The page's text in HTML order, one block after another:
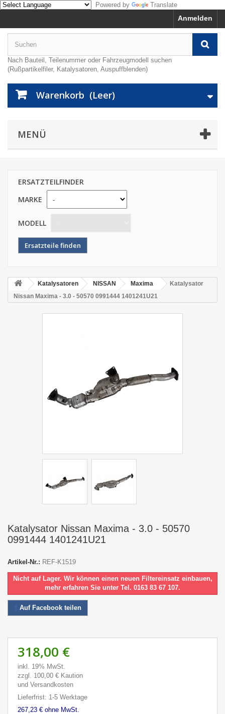
Powered by Translate
Anmelden
Nach Bauteil, Teilenummer oder Fahrzeugmodell suchen
(Rußpartikelfiler, Katalysatoren, Auspuffblenden)
Warenkorb (Leer)
MENÜ
ERSATZTEILFINDER
MARKE
MODELL
Katalysatoren NISSAN Maxima
Katalysator
Nissan Maxima - 3.0 - 50570 0991444 1401241U21
Katalysator Nissan Maxima - 3.0 - 50570
0991444 1401241U21
Artikel-Nr.: REF-K1519
Nicht auf Lager. Wir können einen neuen Filtereinsatz einbauen,
mehr erfahren Sie unter Tel. 0163 83 67 107.
Auf Facebook teilen
318,00 €
inkl. 19% MwSt.
zzgl. 100,00 € Kaution
und Versandkosten
Lieferfrist: 1-5 Werktage
267,23 € ohne MwSt.